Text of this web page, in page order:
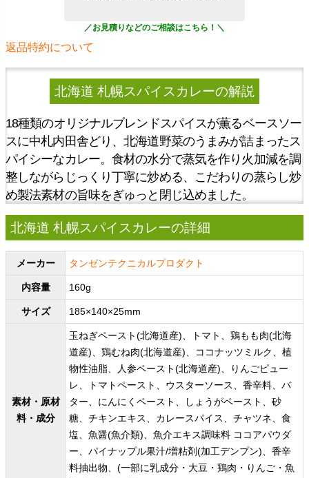
返品特約について
北海道 札幌スパイスカレーの解説
18種類のオリジナルブレンドスパイスが薫るベースソー
スに中札内田舎どり、北海道野菜のうまみが詰まったス
パイシーなカレー。食材の水分で蒸気を作り火加減を調
整しながらじっくり丁寧に炒める、こだわりの蒸らし炒
め製法素材の旨味をぎゅっと閉じ込めました。
北海道 札幌スパイスカレーの詳細
メーカー タンゼンテクニカルプロダクト
内容量 160g
サイズ 185×140×25mm
素材・原材
料・成分
玉ねぎペースト(北海道産)、トマト、鶏もも肉(北海
道産)、鶏むね肉(北海道産)、ココナッツミルク、植
物性油脂、人参ペースト(北海道産)、りんごピュー
レ、トマトペースト、ウスターソース、香辛料、バ
ター、にんにくペースト、しょうがペースト、砂
糖、チキンエキス、カレースパイス、チャツネ、食
塩、魚醤(魚介類)、魚介エキス調味料 ココアパウダ
ー、パイナップル果汁/増粘剤(加工デンプン)、香辛
料抽出物、(一部に乳成分・大豆・鶏肉・りんご・魚